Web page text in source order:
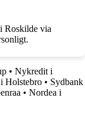
Roskilde via
• Nykredit i
Holstebro • Sydbank
• Nordea i